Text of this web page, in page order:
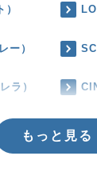
ー）
ラ）
もっと見る